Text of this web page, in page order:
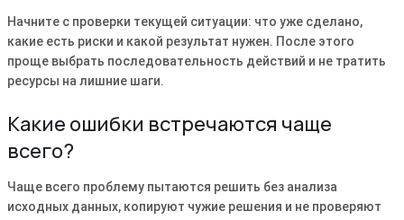
Начните с проверки текущей ситуации: что уже сделано,
какие есть риски и какой результат нужен. После этого
проще выбрать последовательность действий и не тратить
ресурсы на лишние шаги.
Какие ошибки встречаются чаще
всего?
Чаще всего проблему пытаются решить без анализа
исходных данных, копируют чужие решения и не проверяют